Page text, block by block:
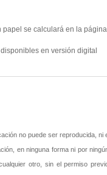
se calculará en la
en versión digital
no puede ser reproducida, ni
en ninguna forma ni por
otro, sin el permiso